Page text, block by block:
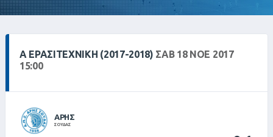
Α ΕΡΑΣΙΤΕΧΝΙΚΗ (2017-2018) ΣΑΒ 18 ΝΟΕ 2017
15:00
ΑΡΗΣ
ΣΟΥΔΑΣ